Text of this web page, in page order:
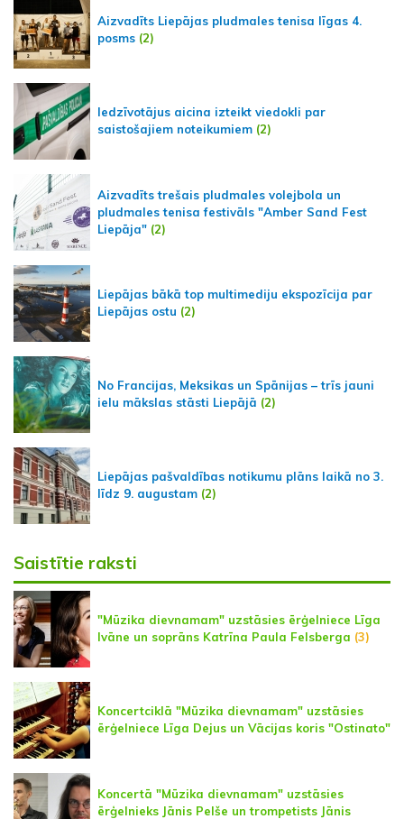
Aizvadīts Liepājas pludmales tenisa līgas 4.
posms (2)
Iedzīvotājus aicina izteikt viedokli par
saistošajiem noteikumiem (2)
Aizvadīts trešais pludmales volejbola un
pludmales tenisa festivāls "Amber Sand Fest
Liepāja" (2)
Liepājas bākā top multimediju ekspozīcija par
Liepājas ostu (2)
No Francijas, Meksikas un Spānijas – trīs jauni
ielu mākslas stāsti Liepājā (2)
Liepājas pašvaldības notikumu plāns laikā no 3.
līdz 9. augustam (2)
Saistītie raksti
"Mūzika dievnamam" uzstāsies ērģelniece Līga
Ivāne un soprāns Katrīna Paula Felsberga (3)
Koncertciklā "Mūzika dievnamam" uzstāsies
ērģelniece Līga Dejus un Vācijas koris "Ostinato"
Koncertā "Mūzika dievnamam" uzstāsies
ērģelnieks Jānis Pelše un trompetists Jānis